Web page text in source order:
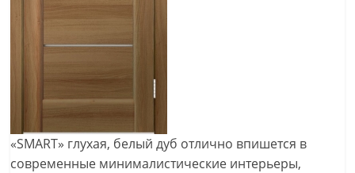
«SMART» глухая, белый дуб отлично впишется в
современные минималистические интерьеры,